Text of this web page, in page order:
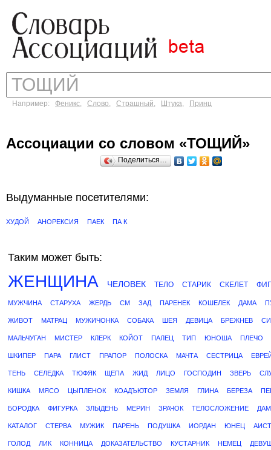
Например: Феникс, Слово, Страшный, Штука, Принц
Ассоциации со словом «ТОЩИЙ»
Поделиться…
Выдуманные посетителями:
ХУДОЙ АНОРЕКСИЯ ПАЕК ПА К
Таким может быть:
ЖЕНЩИНА ЧЕЛОВЕК ТЕЛО СТАРИК СКЕЛЕТ
МУЖЧИНА СТАРУХА ЖЕРДЬ СМ ЗАД ПАРЕНЕК КОШЕЛЕК ДАМА
ЖИВОТ МАТРАЦ МУЖИЧОНКА СОБАКА ШЕЯ ДЕВИЦА БРЕЖНЕВ
МАЛЬЧУГАН МИСТЕР КЛЕРК КОЙОТ ПАЛЕЦ ТИП ЮНОША ПЛЕЧО
ШКИПЕР ПАРА ГЛИСТ ПРАПОР ПОЛОСКА МАЧТА СЕСТРИЦА
ТЕНЬ СЕЛЕДКА ТЮФЯК ЩЕПА ЖИД ЛИЦО ГОСПОДИН ЗВЕРЬ
КИШКА МЯСО ЦЫПЛЕНОК КОАДЪЮТОР ЗЕМЛЯ ГЛИНА БЕРЕЗА
БОРОДКА ФИГУРКА ЗЛЫДЕНЬ МЕРИН ЗРАЧОК ТЕЛОСЛОЖЕНИЕ
КАТАЛОГ СТЕРВА МУЖИК ПАРЕНЬ ПОДУШКА ИОРДАН ЮНЕЦ АИСТ
ГОЛОД ЛИК КОННИЦА ДОКАЗАТЕЛЬСТВО КУСТАРНИК НЕМЕЦ